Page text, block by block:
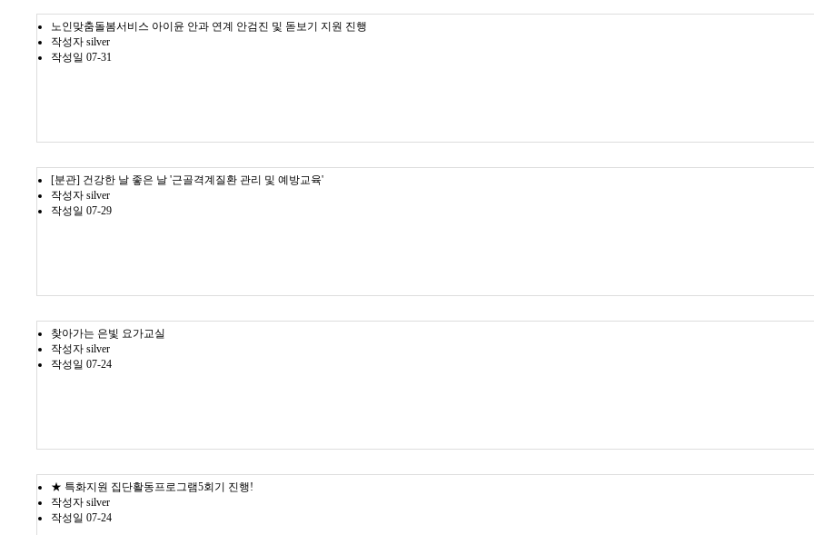
노인맞춤돌봄서비스 아이윤 안과 연계 안검진 및 돋보기 지원 진행
작성자 silver
작성일 07-31
[분관] 건강한 날 좋은 날 '근골격계질환 관리 및 예방교육'
작성자 silver
작성일 07-29
찾아가는 은빛 요가교실
작성자 silver
작성일 07-24
★ 특화지원 집단활동프로그램5회기 진행!
작성자 silver
작성일 07-24